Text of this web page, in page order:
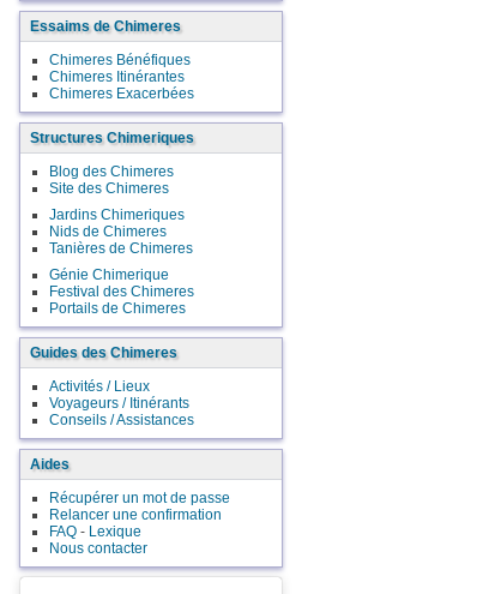
Essaims de Chimeres
Chimeres Bénéfiques
Chimeres Itinérantes
Chimeres Exacerbées
Structures Chimeriques
Blog des Chimeres
Site des Chimeres
Jardins Chimeriques
Nids de Chimeres
Tanières de Chimeres
Génie Chimerique
Festival des Chimeres
Portails de Chimeres
Guides des Chimeres
Activités / Lieux
Voyageurs / Itinérants
Conseils / Assistances
Aides
Récupérer un mot de passe
Relancer une confirmation
FAQ - Lexique
Nous contacter